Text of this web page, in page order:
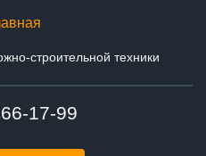
строительной техники
17-99